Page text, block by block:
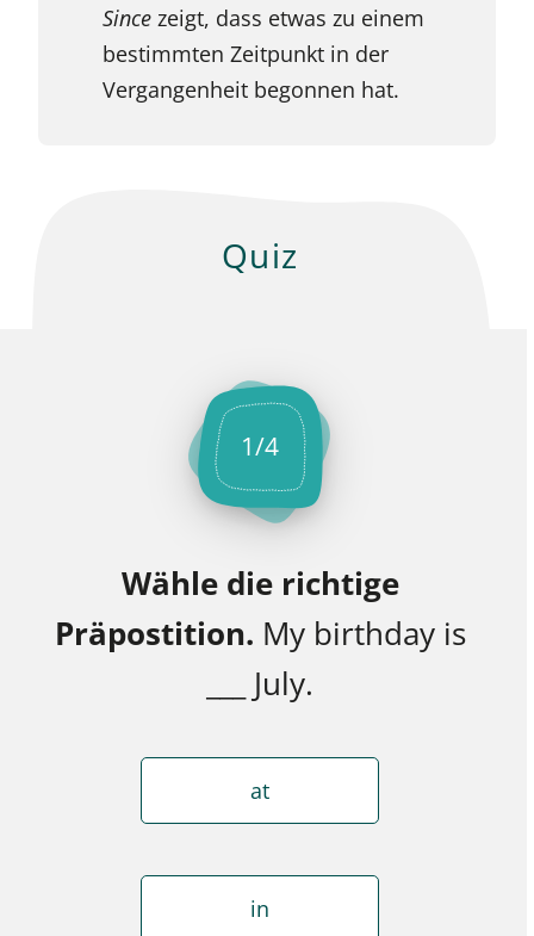
Sincezeigt, dass etwas zu einem
bestimmten Zeitpunkt in der
Vergangenheit begonnen hat.
Quiz
1/4
Wähle die richtige
Präpostition. My birthday is
___ July.
at
in